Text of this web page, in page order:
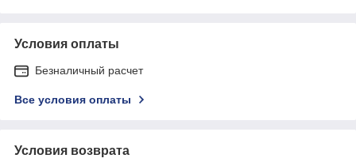
Условия оплаты
Безналичный расчет
Все условия оплаты
Условия возврата